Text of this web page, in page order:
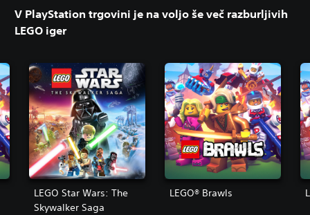
V PlayStation trgovini je na voljo še več razburljivih
LEGO iger
LEGO Star Wars: The
Skywalker Saga
LEGO® Brawls